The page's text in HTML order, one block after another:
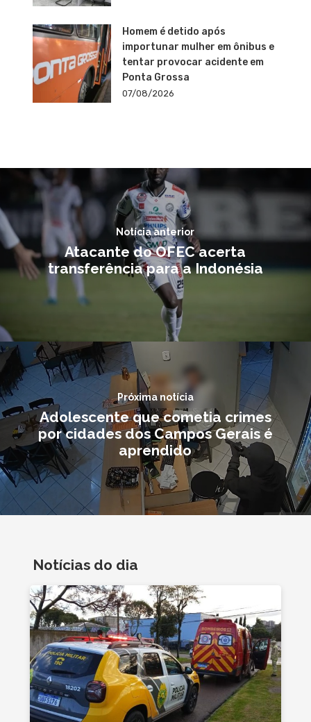
Homem é detido após
importunar mulher em ônibus e
tentar provocar acidente em
Ponta Grossa
07/08/2026
Notícia anterior
Atacante do OFEC acerta
transferência para a Indonésia
Próxima notícia
Adolescente que cometia crimes
por cidades dos Campos Gerais é
aprendido
Notícias do dia